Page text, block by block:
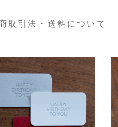
取引法・送料について